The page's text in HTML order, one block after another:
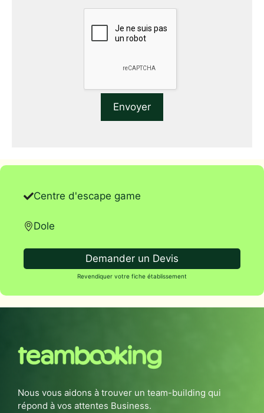
Centre d'escape game
Dole
Demander un Devis
Revendiquer votre fiche établissement
Nous vous aidons à trouver un team-building qui
répond à vos attentes Business.